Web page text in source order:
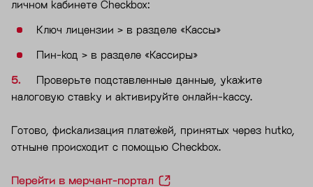
личном кабинете Checkbox:
Ключ лицензии > в разделе «Кассы»
Пин-код > в разделе «Кассиры»
Проверьте подставленные данные, укажите
налоговую ставку и активируйте онлайн-кассу.
Готово, фискализация платежей, принятых через hutko,
отныне происходит с помощью Checkbox.
Перейти в мерчант-портал